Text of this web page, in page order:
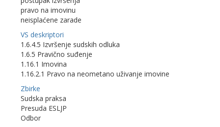
pravo na imovinu
neisplaćene zarade
VS deskriptori
1.6.4.5 Izvršenje sudskih odluka
1.6.5 Pravično suđenje
1.16.1 Imovina
1.16.2.1 Pravo na neometano uživanje imovine
Zbirke
Sudska praksa
Presuda ESLJP
Odbor